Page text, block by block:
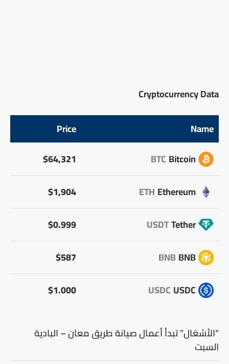
Cryptocurrency Data
Name
Price
Bitcoin
BTC
$64,321
Ethereum
ETH
$1,904
Tether
USDT
$0.999
BNB
BNB
$587
USDC
USDC
$1.000
“الأشغال” تبدأ أعمال صيانة طريق معان – البادية
السبت